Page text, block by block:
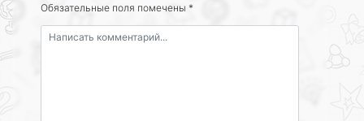
Обязательные поля помечены *